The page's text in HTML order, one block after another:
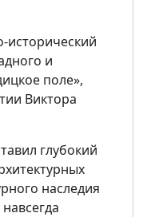
исторический
и
поле»,
Виктора
глубокий
наследия